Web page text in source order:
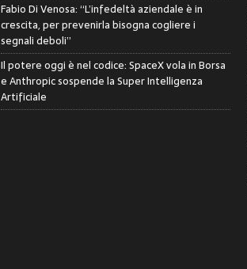
Fabio Di Venosa: “L’infedeltà aziendale è in
crescita, per prevenirla bisogna cogliere i
segnali deboli”
Il potere oggi è nel codice: SpaceX vola in Borsa
e Anthropic sospende la Super Intelligenza
Artificiale